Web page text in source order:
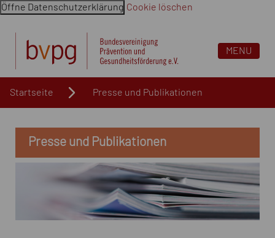
Öffne Datenschutzerklärung Cookie löschen
MENU
Startseite Presse und Publikationen
Presse und Publikationen